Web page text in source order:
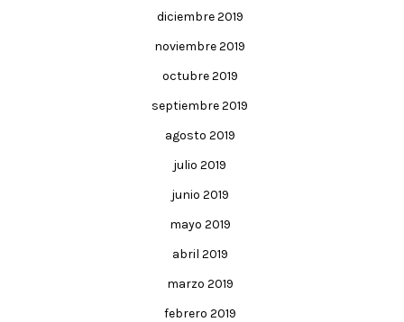
diciembre 2019
noviembre 2019
octubre 2019
septiembre 2019
agosto 2019
julio 2019
junio 2019
mayo 2019
abril 2019
marzo 2019
febrero 2019